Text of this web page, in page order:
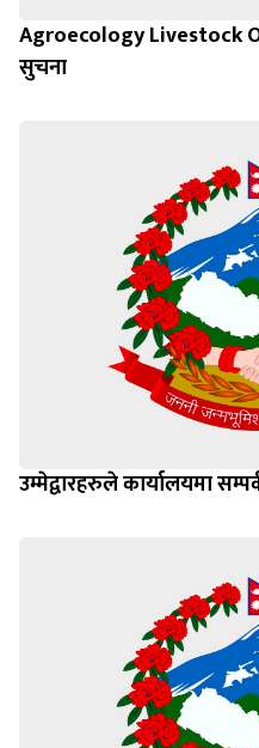
Agroecology Livestock
सुचना
उम्मेद्वारहरुले कार्यालयमा